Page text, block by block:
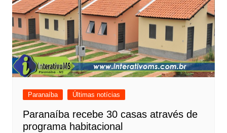
Paranaíba Últimas notícias
Paranaíba recebe 30 casas através de
programa habitacional